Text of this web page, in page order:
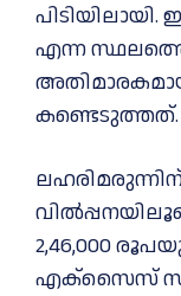
എന്ന സ്ഥലത്തെ
കണ്ടെടുത്തത്.
2,46,000
എക്സൈസ്